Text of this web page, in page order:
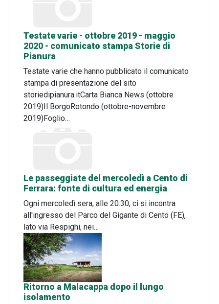
Testate varie - ottobre 2019 - maggio
2020 - comunicato stampa Storie di
Pianura
Testate varie che hanno pubblicato il comunicato
stampa di presentazione del sito
storiedipianura.itCarta Bianca News (ottobre
2019)Il BorgoRotondo (ottobre-novembre
2019)Foglio…
Le passeggiate del mercoledì a Cento di
Ferrara: fonte di cultura ed energia
Ogni mercoledì sera, alle 20.30, ci si incontra
all'ingresso del Parco del Gigante di Cento (FE),
lato via Respighi, nei…
Ritorno a Malacappa dopo il lungo
isolamento